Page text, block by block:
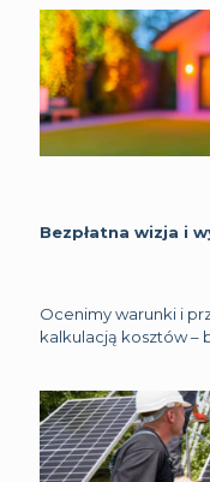
Bezpłatna wizja i
Ocenimy warunki i
kalkulacją kosztów –